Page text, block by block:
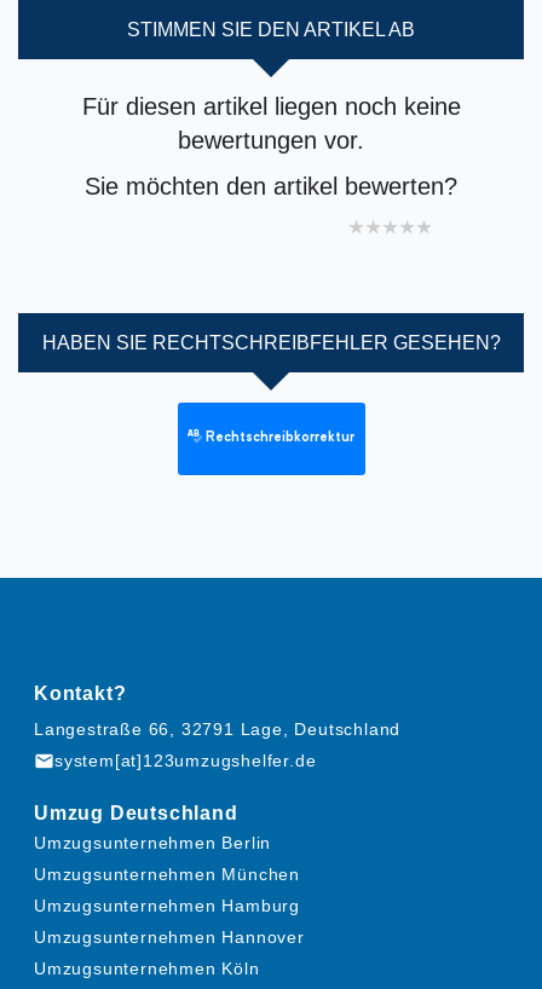
STIMMEN SIE DEN ARTIKEL AB
Für diesen artikel liegen noch keine
bewertungen vor.
Sie möchten den artikel bewerten?
4 stars
3 stars
2 stars
1 star
HABEN SIE RECHTSCHREIBFEHLER GESEHEN?
Rechtschreibkorrektur
Kontakt?
Langestraße 66, 32791 Lage, Deutschland
mailsystem[at]123umzugshelfer.de
Umzug Deutschland
Umzugsunternehmen Berlin
Umzugsunternehmen München
Umzugsunternehmen Hamburg
Umzugsunternehmen Hannover
Umzugsunternehmen Köln